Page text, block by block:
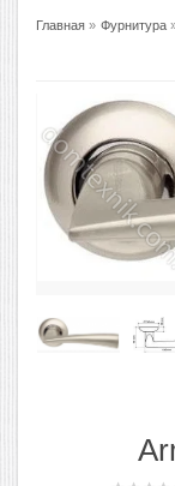
Главная » Фурнитура